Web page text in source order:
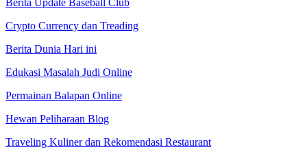
Crypto Currency dan Treading
Berita Dunia Hari ini
Edukasi Masalah Judi Online
Permainan Balapan Online
Hewan Peliharaan Blog
Traveling Kuliner dan Rekomendasi Restaurant